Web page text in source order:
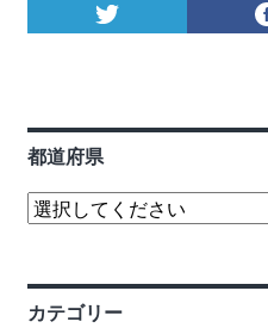
都道府県
カテゴリー